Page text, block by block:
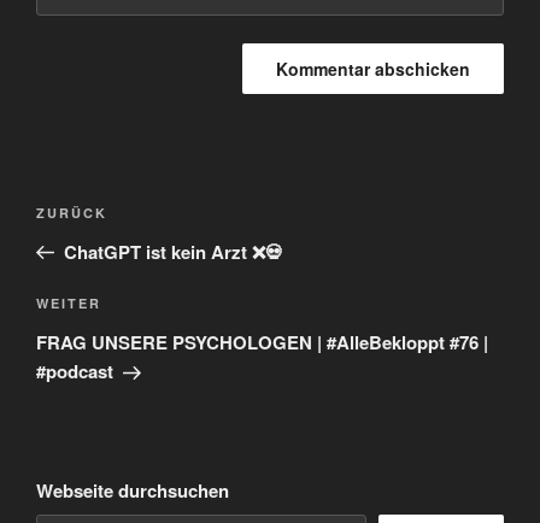
Beitragsnavigation
Vorheriger
Beitrag
ZURÜCK
ChatGPT ist kein Arzt ❌️💀
Nächster
Beitrag
WEITER
FRAG UNSERE PSYCHOLOGEN | #AlleBekloppt #76 |
#podcast
Webseite durchsuchen